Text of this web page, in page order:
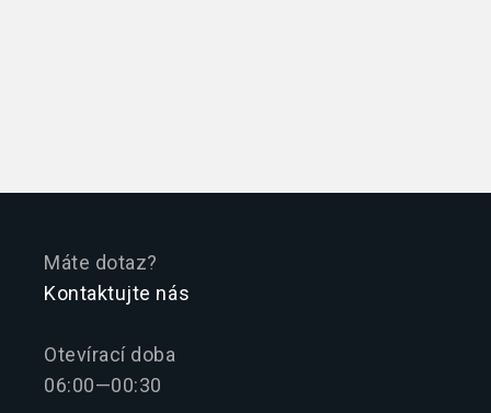
Máte dotaz?
Kontaktujte nás
Otevírací doba
06:00—00:30